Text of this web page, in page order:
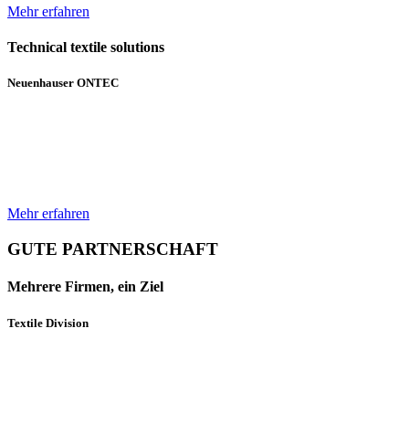
Mehr erfahren
Technical textile solutions
Neuenhauser ONTEC
Mehr erfahren
GUTE PARTNERSCHAFT
Mehrere Firmen, ein Ziel
Textile Division